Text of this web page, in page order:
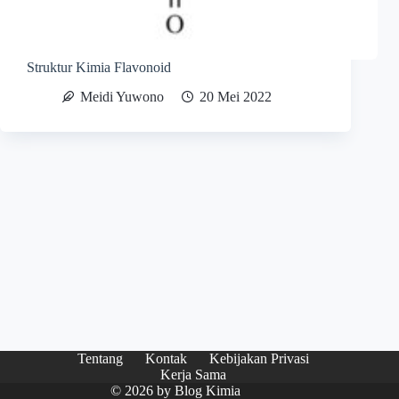
Struktur Kimia Flavonoid
Meidi Yuwono
20 Mei 2022
Tentang Kontak
Kebijakan Privasi
Kerja Sama
© 2026 byBlog Kimia